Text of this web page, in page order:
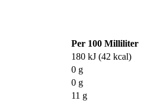
Per 100 Milliliter
180 kJ (42 kcal)
0 g
0 g
11 g